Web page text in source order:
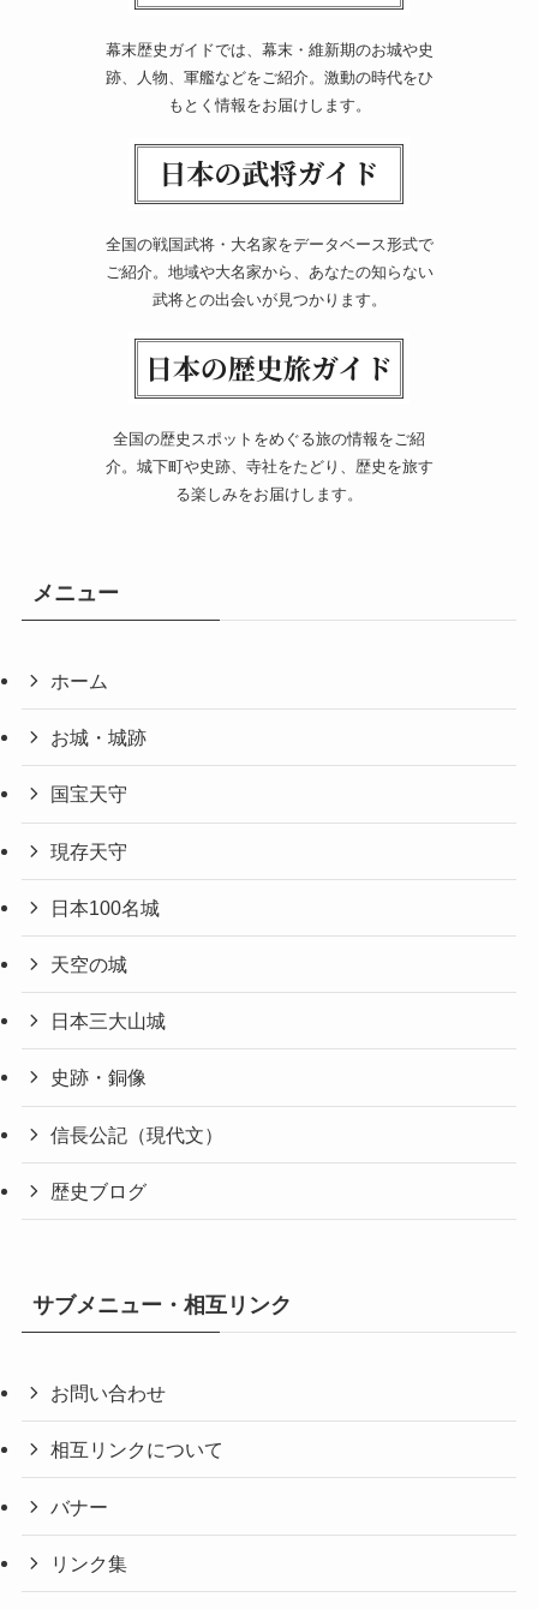
幕末歴史ガイドでは、幕末・維新期のお城や史
跡、人物、軍艦などをご紹介。激動の時代をひ
もとく情報をお届けします。
全国の戦国武将・大名家をデータベース形式で
ご紹介。地域や大名家から、あなたの知らない
武将との出会いが見つかります。
全国の歴史スポットをめぐる旅の情報をご紹
介。城下町や史跡、寺社をたどり、歴史を旅す
る楽しみをお届けします。
メニュー
ホーム
お城・城跡
国宝天守
現存天守
日本100名城
天空の城
日本三大山城
史跡・銅像
信長公記（現代文）
歴史ブログ
サブメニュー・相互リンク
お問い合わせ
相互リンクについて
バナー
リンク集